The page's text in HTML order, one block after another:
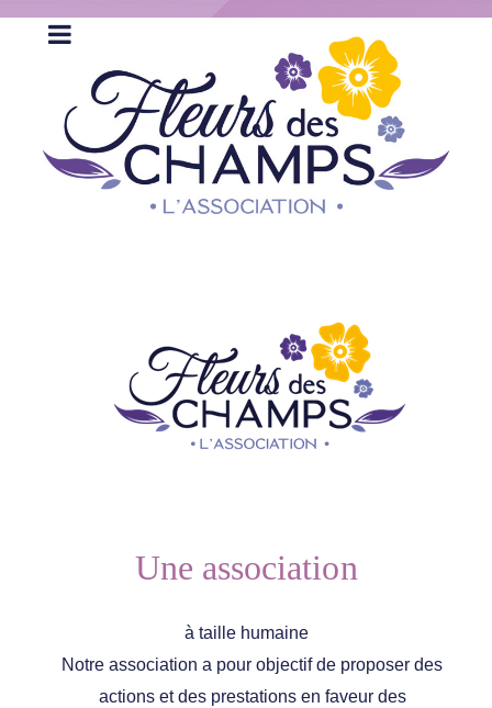
Une association
à taille humaine
Notre association a pour objectif de proposer des
actions et des prestations en faveur des